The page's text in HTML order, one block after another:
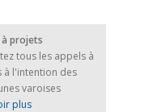
les réfugiés
projets
tous les appels à
à l'intention des
varoises
plus